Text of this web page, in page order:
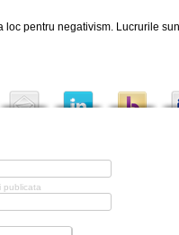
loc pentru negativism. Lucrurile
publicata